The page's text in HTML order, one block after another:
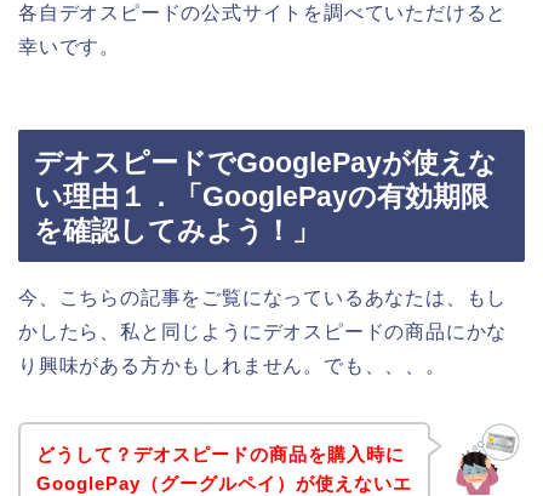
各自デオスピードの公式サイトを調べていただけると
幸いです。
デオスピードでGooglePayが使えな
い理由１．「GooglePayの有効期限
を確認してみよう！」
今、こちらの記事をご覧になっているあなたは、もし
かしたら、私と同じようにデオスピードの商品にかな
り興味がある方かもしれません。でも、、、。
どうして？デオスピードの商品を購入時に
GooglePay（グーグルペイ）が使えないエ